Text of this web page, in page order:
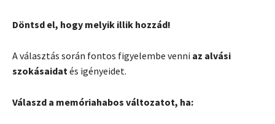
Döntsd el, hogy melyik illik hozzád!
A választás során fontos figyelembe venni az alvási
szokásaidat és igényeidet.
Válaszd a memóriahabos változatot, ha: